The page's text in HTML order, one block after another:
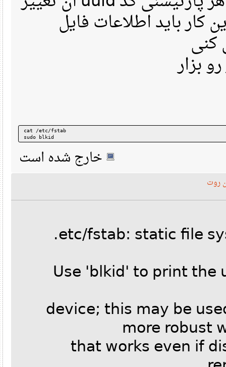
کار باید اطلاعات فایل
cat /etc/fstab
sudo blkid
خارج شده است
# Use 'blkid' to print
# device; this may be
more
# that works even